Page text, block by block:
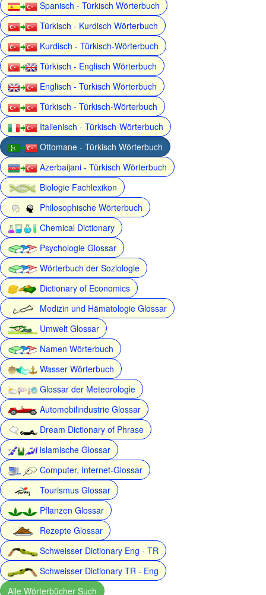
Spanisch - Türkisch Wörterbuch
Türkisch - Kurdisch Wörterbuch
Kurdisch - Türkisch-Wörterbuch
Türkisch - Englisch Wörterbuch
Englisch - Türkisch Wörterbuch
Türkisch - Türkisch-Wörterbuch
Italienisch - Türkisch-Wörterbuch
Ottomane - Türkisch Wörterbuch
Azerbaijani - Türkisch Wörterbuch
Biologie Fachlexikon
Philosophische Wörterbuch
Chemical Dictionary
Psychologie Glossar
Wörterbuch der Soziologie
Dictionary of Economics
Medizin und Hämatologie Glossar
Umwelt Glossar
Namen Wörterbuch
Wasser Wörterbuch
Glossar der Meteorologie
Automobilindustrie Glossar
Dream Dictionary of Phrase
islamische Glossar
Computer, Internet-Glossar
Tourismus Glossar
Pflanzen Glossar
Rezepte Glossar
Schweisser Dictionary Eng - TR
Schweisser Dictionary TR - Eng
Alle Wörterbücher Such